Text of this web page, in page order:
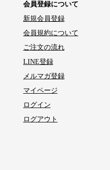
会員登録について
新規会員登録
会員規約について
ご注文の流れ
LINE登録
メルマガ登録
マイページ
ログイン
ログアウト